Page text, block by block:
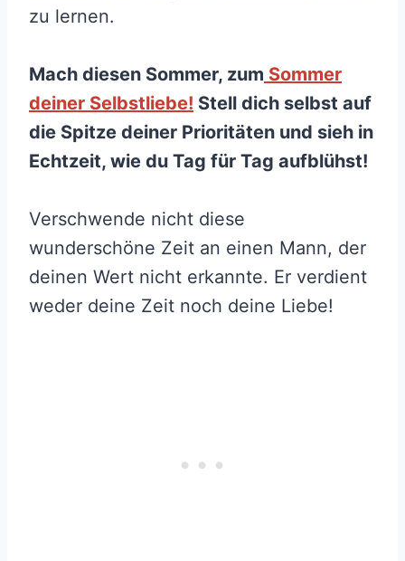
zu lernen.
Mach diesen Sommer, zum Sommer
deiner Selbstliebe! Stell dich selbst auf
die Spitze deiner Prioritäten und sieh in
Echtzeit, wie du Tag für Tag aufblühst!
Verschwende nicht diese
wunderschöne Zeit an einen Mann, der
deinen Wert nicht erkannte. Er verdient
weder deine Zeit noch deine Liebe!